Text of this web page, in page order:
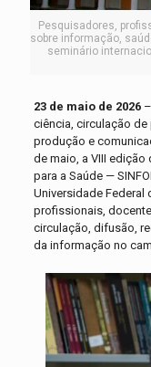
Pesquisadores,
sobre informação,
seminário
23 de maio de 2026–
ciência, circulação
produção e
de maio, a VIII
para a Saúde —
Universidade Federal
profissionais,
circulação, difusão,
da informação no